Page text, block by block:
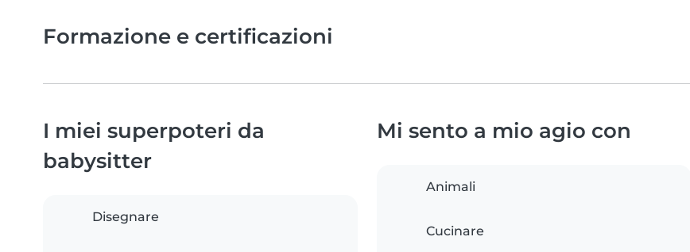
Formazione e certificazioni
I miei superpoteri da
babysitter
Disegnare
Mi sento a mio agio con
Animali
Cucinare